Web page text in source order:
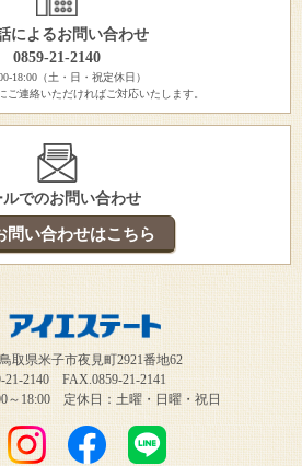
によるお問い合わせ
0859-21-2140
18:00（土・日・祝定休日）
連絡いただければご対応いたします。
ルでのお問い合わせ
問い合わせはこちら
取県米子市夜見町2921番地62
21-2140 FAX.0859-21-2141
～18:00 定休日：土曜・日曜・祝日